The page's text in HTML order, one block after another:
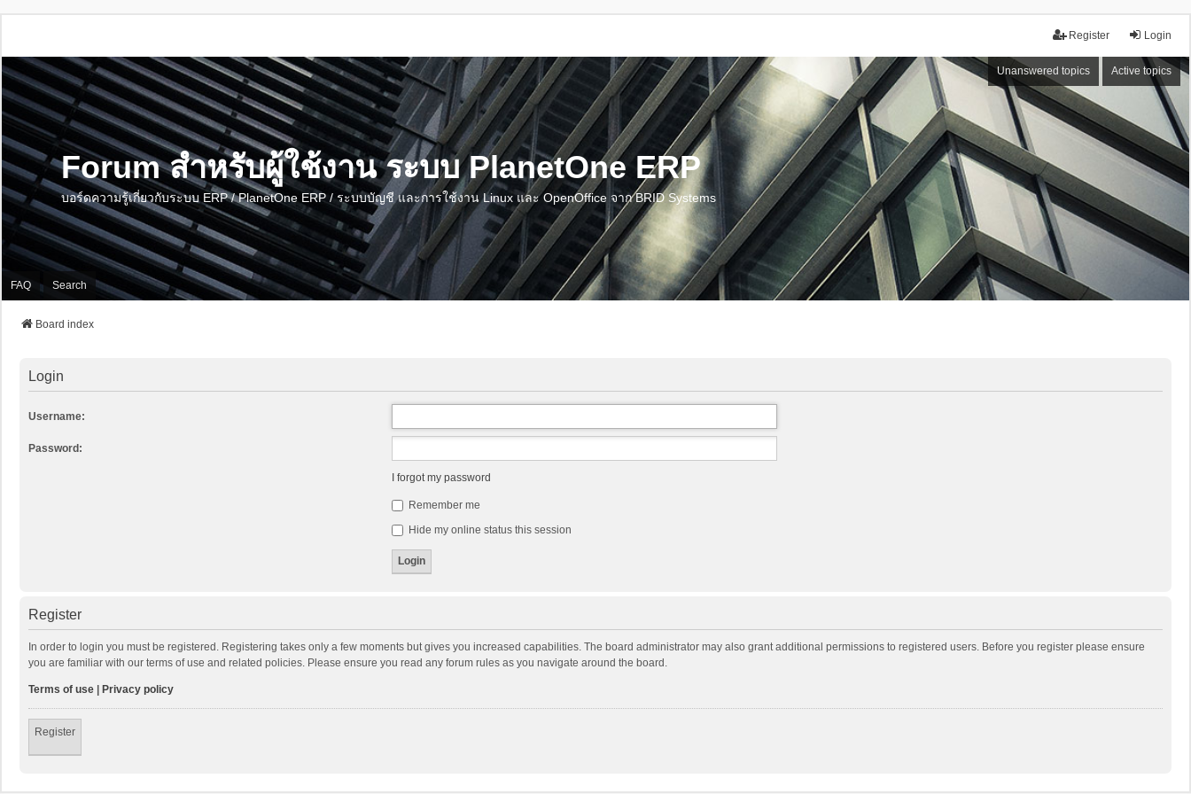
Login
Register
Unanswered topics Active topics
Forum สำหรับผู้ใช้งาน ระบบ PlanetOne ERP
บอร์ดความรู้เกี่ยวกับระบบ ERP / PlanetOne ERP / ระบบบัญชี และการใช้งาน Linux และ OpenOffice จาก BRID Systems
FAQ Search
Board index
Login
Username:
Password:
I forgot my password
Remember me
Hide my online status this session
Register
In order to login you must be registered. Registering takes only a few moments but gives you increased capabilities. The board administrator may also grant additional permissions to registered users. Before you register please ensure
you are familiar with our terms of use and related policies. Please ensure you read any forum rules as you navigate around the board.
Terms of use | Privacy policy
Register